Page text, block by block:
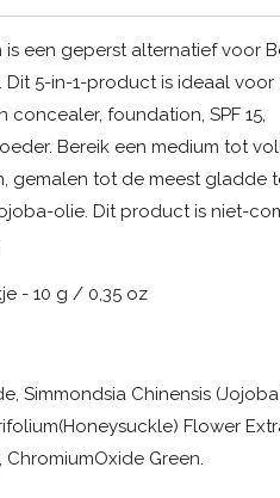
een geperst alternatief voor
Dit 5-in-1-product is ideaal
foundation, SPF 15,
Bereik een medium tot
gemalen tot de meest gladde
olie. Dit product is niet-
- 10 g / 0,35 oz
Simmondsia Chinensis
Flower
Green.